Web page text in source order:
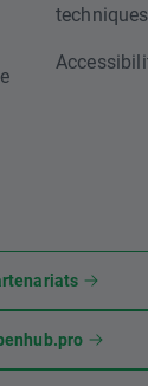
techniques